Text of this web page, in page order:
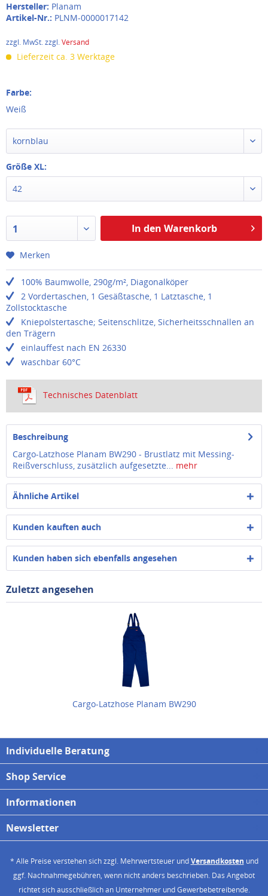
Hersteller: Planam
Artikel-Nr.: PLNM-0000017142
zzgl. MwSt. zzgl.Versand
Lieferzeit ca. 3 Werktage
Farbe:
Weiß
kornblau
Größe XL:
42
1 In den Warenkorb
Merken
100% Baumwolle, 290g/m², Diagonalköper
2 Vordertaschen, 1 Gesäßtasche, 1 Latztasche, 1
Zollstocktasche
Kniepolstertasche; Seitenschlitze, Sicherheitsschnallen an
den Trägern
einlauffest nach EN 26330
waschbar 60°C
Technisches Datenblatt
Beschreibung
Cargo-Latzhose Planam BW290 - Brustlatz mit Messing-
Reißverschluss, zusätzlich aufgesetzte... mehr
Ähnliche Artikel
Kunden kauften auch
Kunden haben sich ebenfalls angesehen
Zuletzt angesehen
Cargo-Latzhose Planam BW290
Individuelle Beratung
Shop Service
Informationen
Newsletter
* Alle Preise verstehen sich zzgl. Mehrwertsteuer undVersandkosten und
ggf. Nachnahmegebühren, wenn nicht anders beschrieben. Das Angebot
richtet sich ausschließlich an Unternehmer und Gewerbebetreibende.